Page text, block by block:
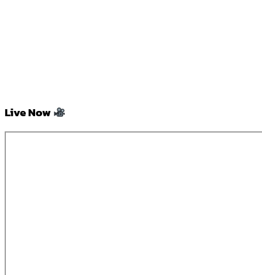
Live Now